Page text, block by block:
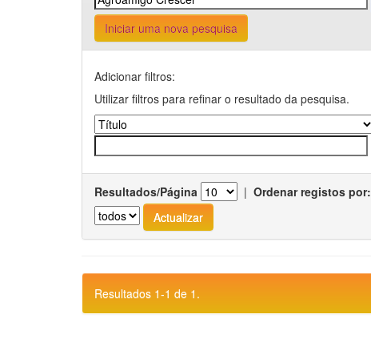
Iniciar uma nova pesquisa
Adicionar filtros:
Utilizar filtros para refinar o resultado da pesquisa.
Resultados/Página | Ordenar registos por:
Resultados 1-1 de 1.